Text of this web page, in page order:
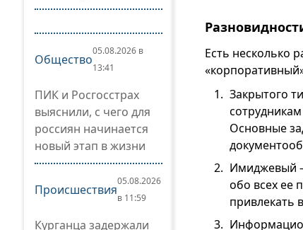
Общество
05.08.2026 в
13:41
ПИК и Росгосстрах
выяснили, с чего для
россиян начинается
новый этап в жизни
Происшествия
05.08.2026
в 11:59
Курганца задержали
Есть несколько
Закрытого
Основные
Имиджевый
обо всех ее
привлекать